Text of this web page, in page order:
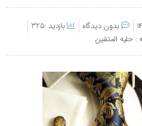
بدون دیدگاه
بازدید :325
حلیه المتقین